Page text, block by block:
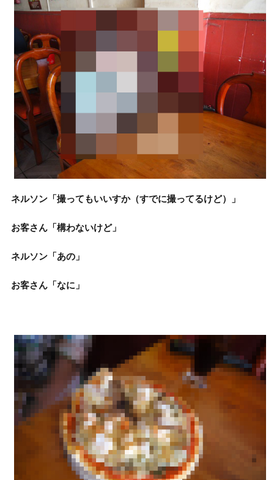
ネルソン「撮ってもいいすか（すでに撮ってるけど）」
お客さん「構わないけど」
ネルソン「あの」
お客さん「なに」